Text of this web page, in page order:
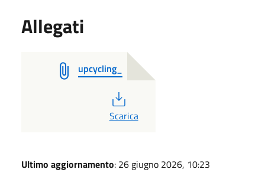
Allegati
upcycling_
PDF
Scarica
Ultimo aggiornamento: 26 giugno 2026, 10:23